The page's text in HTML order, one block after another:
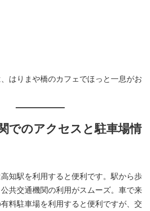
はりまや橋のカフェでほっと一息がお
でのアクセスと駐車場情
知駅を利用すると便利です。駅から歩
共交通機関の利用がスムーズ。車で来
料駐車場を利用すると便利ですが、交